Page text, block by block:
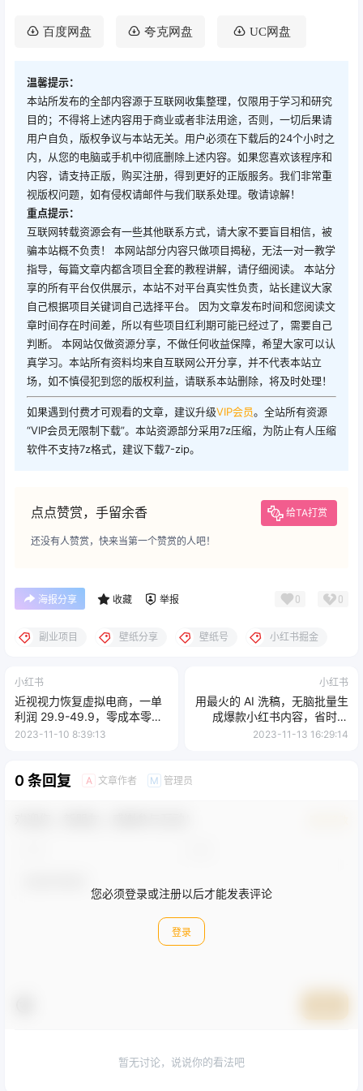
百度网盘 夸克网盘 UC网盘
温馨提示：
本站所发布的全部内容源于互联网收集整理，仅限用于学习和研究
目的；不得将上述内容用于商业或者非法用途，否则，一切后果请
用户自负，版权争议与本站无关。用户必须在下载后的24个小时之
内，从您的电脑或手机中彻底删除上述内容。如果您喜欢该程序和
内容，请支持正版，购买注册，得到更好的正版服务。我们非常重
视版权问题，如有侵权请邮件与我们联系处理。敬请谅解！
重点提示：
互联网转载资源会有一些其他联系方式，请大家不要盲目相信，被
骗本站概不负责！ 本网站部分内容只做项目揭秘，无法一对一教学
指导，每篇文章内都含项目全套的教程讲解，请仔细阅读。 本站分
享的所有平台仅供展示，本站不对平台真实性负责，站长建议大家
自己根据项目关键词自己选择平台。 因为文章发布时间和您阅读文
章时间存在时间差，所以有些项目红利期可能已经过了，需要自己
判断。 本网站仅做资源分享，不做任何收益保障，希望大家可以认
真学习。本站所有资料均来自互联网公开分享，并不代表本站立
场，如不慎侵犯到您的版权利益，请联系本站删除，将及时处理！
如果遇到付费才可观看的文章，建议升级VIP会员。全站所有资源
“VIP会员无限制下载”。本站资源部分采用7z压缩，为防止有人压缩
软件不支持7z格式，建议下载7-zip。
点点赞赏，手留余香 给TA打赏
还没有人赞赏，快来当第一个赞赏的人吧！
海报分享 收藏 举报 0 0
副业项目 壁纸分享 壁纸号 小红书掘金
小红书
近视视力恢复虚拟电商，一单
利润 29.9-49.9，零成本零门
槛，可长期操作
2023-11-10 8:39:13
小红书
用最火的 AI 洗稿，无脑批量生
成爆款小红书内容，省时省
力，每天收入不只300+
2023-11-13 16:29:14
0 条回复 A 文章作者 M 管理员
您必须登录或注册以后才能发表评论
登录
暂无讨论，说说你的看法吧